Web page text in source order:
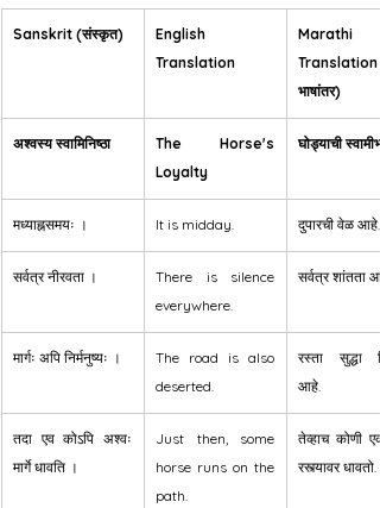
Sanskrit (संस्कृत)
English
Translation
Marathi
Translation
भाषांतर)
अश्वस्य स्वामिनिष्ठा
The Horse's
Loyalty
घोड्याची
मध्याह्नसमयः । It is midday. दुपारची वेळ आहे.
सर्वत्र नीरवता ।
There is silence
everywhere.
सर्वत्र शांतता
मार्गः अपि निर्मनुष्यः ।
The road is also
deserted.
रस्ता सुद्धा
आहे.
तदा एव कोऽपि अश्वः
मार्गे धावति ।
Just then, some
horse runs on the
path.
तेव्हाच कोणी
रस्त्यावर धावतो.